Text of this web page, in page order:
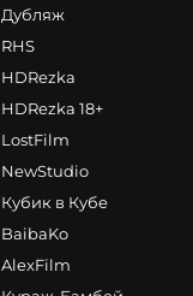
Дубляж
RHS
HDRezka
HDRezka 18+
LostFilm
NewStudio
Кубик в Кубе
BaibaKo
AlexFilm